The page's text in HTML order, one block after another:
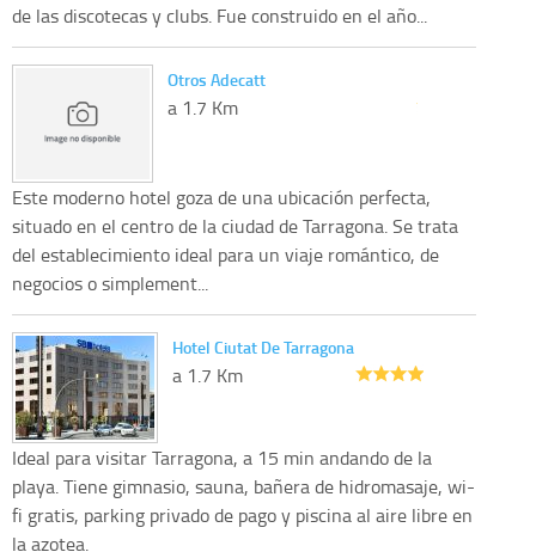
de las discotecas y clubs. Fue construido en el año...
Otros Adecatt
a 1.7 Km
Este moderno hotel goza de una ubicación perfecta,
situado en el centro de la ciudad de Tarragona. Se trata
del establecimiento ideal para un viaje romántico, de
negocios o simplement...
Hotel Ciutat De Tarragona
a 1.7 Km
Ideal para visitar Tarragona, a 15 min andando de la
playa. Tiene gimnasio, sauna, bañera de hidromasaje, wi-
fi gratis, parking privado de pago y piscina al aire libre en
la azotea.